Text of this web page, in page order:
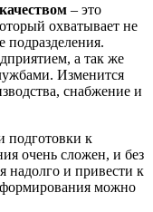
– это
охватывает не
подразделения.
а так же
Изменится
снабжение и
подготовки к
очень сложен, и без
надолго и привести к
можно